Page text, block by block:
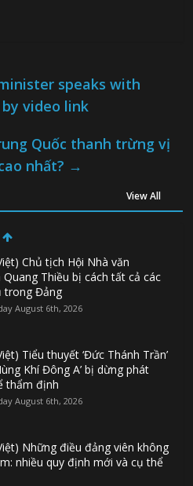
speaks with
video link
Quốc thanh trừng vị
nhất? →
View All
Chủ tịch Hội Nhà văn
Quang Thiều bị cách tất cả các
trong Đảng
August 6th, 2026
Tiểu thuyết ‘Đức Thánh Trần’
Khí Đông A’ bị dừng phát
thẩm định
August 6th, 2026
Những điều đảng viên không
nhiều quy định mới và cụ thể